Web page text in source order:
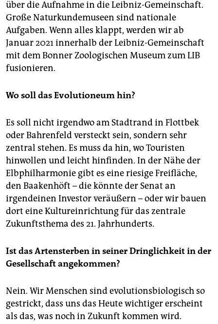
über die Aufnahme in die Leibniz-Gemeinschaft.
Große Naturkundemuseen sind nationale
Aufgaben. Wenn alles klappt, werden wir ab
Januar 2021 innerhalb der Leibniz-Gemeinschaft
mit dem Bonner Zoologischen Museum zum LIB
fusionieren.
Wo soll das Evolutioneum hin?
Es soll nicht irgendwo am Stadtrand in Flottbek
oder Bahrenfeld versteckt sein, sondern sehr
zentral stehen. Es muss da hin, wo Touristen
hinwollen und leicht hinfinden. In der Nähe der
Elbphilharmonie gibt es eine riesige Freifläche,
den Baakenhöft – die könnte der Senat an
irgendeinen Investor veräußern – oder wir bauen
dort eine Kultureinrichtung für das zentrale
Zukunftsthema des 21. Jahrhunderts.
Ist das Artensterben in seiner Dringlichkeit in der
Gesellschaft angekommen?
Nein. Wir Menschen sind evolutionsbiologisch so
gestrickt, dass uns das Heute wichtiger erscheint
als das, was noch in Zukunft kommen wird.